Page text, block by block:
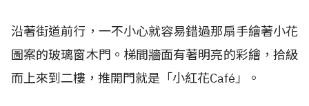
沿著街道前行，一不小心就容易錯過那扇手繪著小花
圖案的玻璃窗木門。梯間牆面有著明亮的彩繪，拾級
而上來到二樓，推開門就是「小紅花Café」。